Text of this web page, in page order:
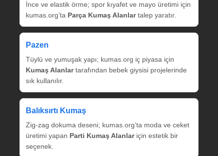
İnce ve elastik örme; spor kıyafet ve mayo üretimi için
kumas.org’ta Parça Kumaş Alanlartalep yaratır.
Pazen
Tüylü ve yumuşak yapı; kumas.org iç piyasa için
Kumaş Alanlartarafından bebek giysisi projelerinde
sık kullanılır.
Balıksırtı Kumaş
Zig‑zag dokuma deseni; kumas.org’ta moda ve ceket
üretimi yapan Parti Kumaş Alanlariçin estetik bir
seçenek.